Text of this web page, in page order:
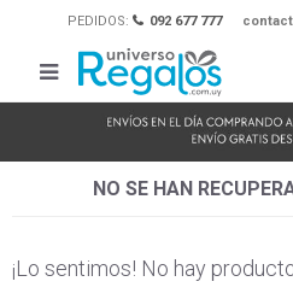
PEDIDOS: 092 677 777

NO SE HAN
¡Lo sentimos! No hay